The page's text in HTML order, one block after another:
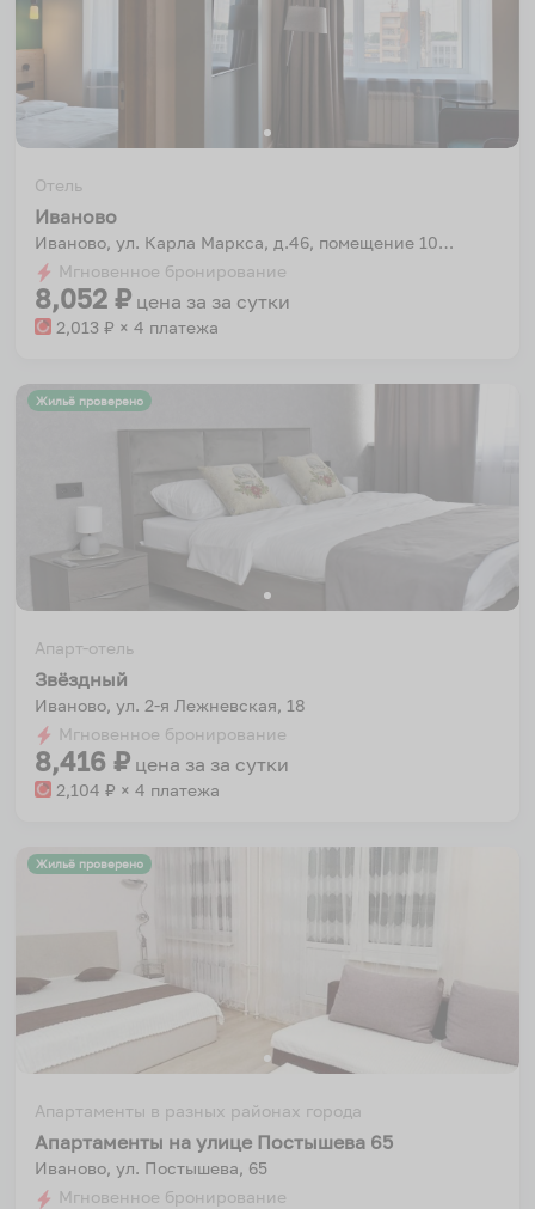
Отель
Иваново
Иваново, ул. Карла Маркса, д.46, помещение 1002
Мгновенное бронирование
8,052 ₽ цена за за сутки
2,013 ₽ × 4 платежа
Жильё проверено
Апарт-отель
Звёздный
Иваново, ул. 2-я Лежневская, 18
Мгновенное бронирование
8,416 ₽ цена за за сутки
2,104 ₽ × 4 платежа
Жильё проверено
Апартаменты в разных районах города
Апартаменты на улице Постышева 65
Иваново, ул. Постышева, 65
Мгновенное бронирование